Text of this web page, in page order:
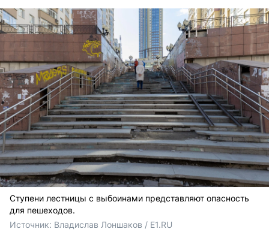
Ступени лестницы с выбоинами представляют опасность
для пешеходов.
Источник: Владислав Лоншаков / E1.RU